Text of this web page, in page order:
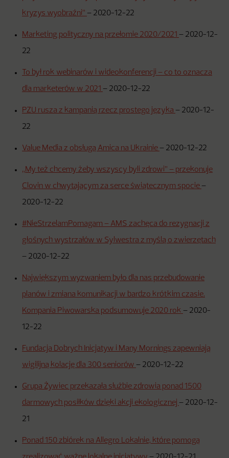
kryzys wyobraźni” – 2020-12-22
Marketing polityczny na przełomie 2020/2021 – 2020-12-
22
To był rok webinarów i wideokonferencji – co to oznacza
dla marketerów w 2021 – 2020-12-22
PZU rusza z kampanią rzecz prostego języka – 2020-12-
22
Value Media z obsługą Amica na Ukrainie – 2020-12-22
„My też chcemy żeby wszyscy byli zdrowi” – przekonuje
Clovin w chwytającym za serce świątecznym spocie –
2020-12-22
#NieStrzelamPomagam – AMS zachęca do rezygnacji z
głośnych wystrzałów w Sylwestra z myślą o zwierzętach
– 2020-12-22
Największym wyzwaniem było dla nas przebudowanie
planów i zmiana komunikacji w bardzo krótkim czasie.
Kompania Piwowarska podsumowuje 2020 rok – 2020-
12-22
Fundacja Dobrych Inicjatyw i Many Mornings zapewniają
wigilijną kolację dla 300 seniorów – 2020-12-22
Grupa Żywiec przekazała służbie zdrowia ponad 1500
darmowych posiłków dzięki akcji ekologicznej – 2020-12-
21
Ponad 150 zbiórek na Allegro Lokalnie, które pomogą